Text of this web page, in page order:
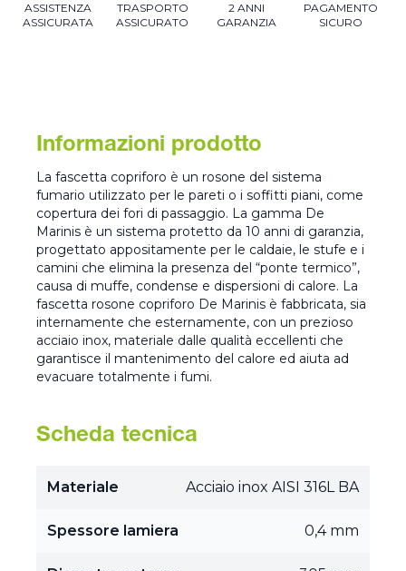
ASSISTENZA
ASSICURATA
TRASPORTO
ASSICURATO
2 ANNI
GARANZIA
PAGAMENTO
SICURO
Informazioni prodotto
La fascetta copriforo è un rosone del sistema
fumario utilizzato per le pareti o i soffitti piani, come
copertura dei fori di passaggio. La gamma De
Marinis è un sistema protetto da 10 anni di garanzia,
progettato appositamente per le caldaie, le stufe e i
camini che elimina la presenza del “ponte termico”,
causa di muffe, condense e dispersioni di calore. La
fascetta rosone copriforo De Marinis è fabbricata, sia
internamente che esternamente, con un prezioso
acciaio inox, materiale dalle qualità eccellenti che
garantisce il mantenimento del calore ed aiuta ad
evacuare totalmente i fumi.
Scheda tecnica
Materiale Acciaio inox AISI 316L BA
Spessore lamiera 0,4 mm